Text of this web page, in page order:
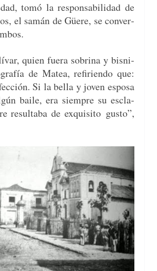
tomó la respon­s­abil­i­dad de
el samán de Güere, se con­ver­
quien fuera sob­ri­na y bis­ni­
de Matea, refirien­do que:
Si la bel­la y joven esposa
baile, era siem­pre su escla­
resulta­ba de exquis­i­to gus­to”,